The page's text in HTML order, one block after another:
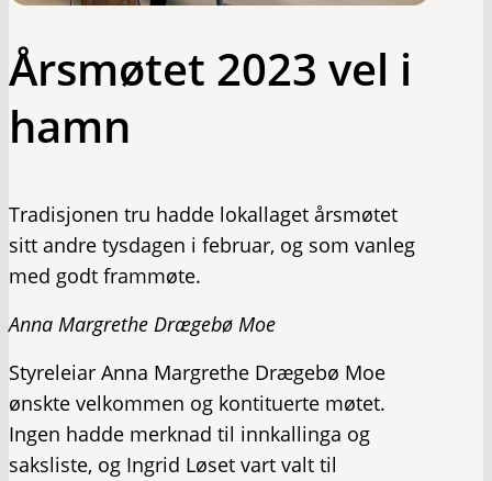
Årsmøtet 2023 vel i
hamn
Tradisjonen tru hadde lokallaget årsmøtet
sitt andre tysdagen i februar, og som vanleg
med godt frammøte.
Anna Margrethe Drægebø Moe
Styreleiar Anna Margrethe Drægebø Moe
ønskte velkommen og kontituerte møtet.
Ingen hadde merknad til innkallinga og
saksliste, og Ingrid Løset vart valt til